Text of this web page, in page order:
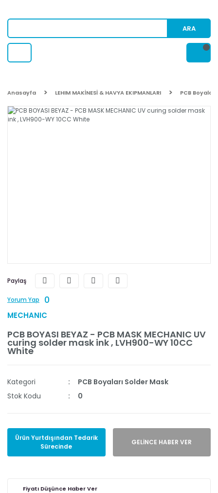
ARA
Anasayfa LEHIM MAKİNESİ & HAVYA EKIPMANLARI PCB
Paylaş
Yorum Yap 0
MECHANIC
PCB BOYASI BEYAZ - PCB MASK MECHANIC UV
curing solder mask ink , LVH900-WY 10CC
White
Kategori
PCB Boyaları Solder Mask
Stok Kodu
0
Ürün Yurtdışından Tedarik
Sürecinde
GELİNCE HABER VER
Fiyatı Düşünce Haber Ver